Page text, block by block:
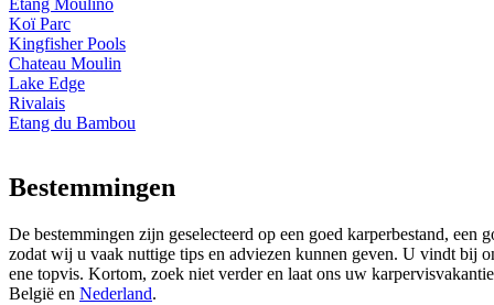
Etang Moulino
Koï Parc
Kingfisher Pools
Chateau Moulin
Lake Edge
Rivalais
Etang du Bambou
Bestemmingen
De bestemmingen zijn geselecteerd op een goed karperbestand,
zodat wij u vaak nuttige tips en adviezen kunnen geven. U vindt bij
ene topvis. Kortom, zoek niet verder en laat ons uw
België en Nederland.